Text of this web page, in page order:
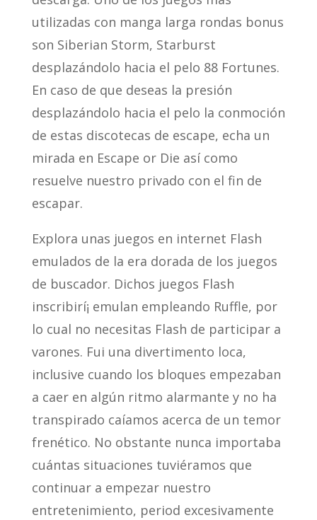
utilizadas con manga larga rondas bonus
son Siberian Storm, Starburst
desplazándolo hacia el pelo 88 Fortunes.
En caso de que deseas la presión
desplazándolo hacia el pelo la conmoción
de estas discotecas de escape, echa un
mirada en Escape or Die así­ como
resuelve nuestro privado con el fin de
escapar.
Explora unas juegos en internet Flash
emulados de la era dorada de los juegos
de buscador. Dichos juegos Flash
inscribirí¡ emulan empleando Ruffle, por
lo cual no necesitas Flash de participar a
varones. Fui una divertimento loca,
inclusive cuando los bloques empezaban
a caer en algún ritmo alarmante y no ha
transpirado caíamos acerca de un temor
frenético. No obstante nunca importaba
cuántas situaciones tuviéramos que
continuar a empezar nuestro
entretenimiento, period excesivamente